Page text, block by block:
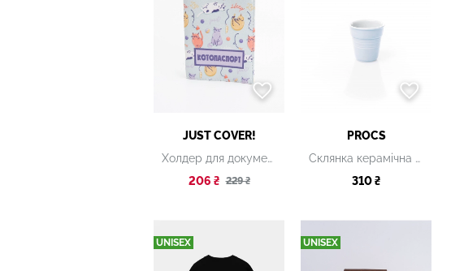
JUST COVER!
Холдер для документів
206 ₴ 229 ₴
PROCS
Склянка керамічна біла, 200 мл
310 ₴
UNISEX UNISEX